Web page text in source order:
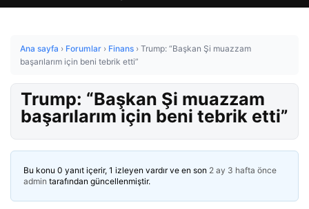
Ana sayfa › Forumlar › Finans › Trump: “Başkan Şi muazzam
başarılarım için beni tebrik etti”
Trump: “Başkan Şi muazzam
başarılarım için beni tebrik etti”
Bu konu 0 yanıt içerir, 1 izleyen vardır ve en son 2 ay 3 hafta önce
admin tarafından güncellenmiştir.